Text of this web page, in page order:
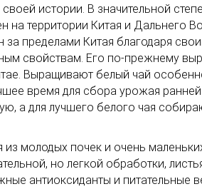
истории. В значительной
на территории Китая и Дальнего
за пределами Китая благодаря
свойствам. Его по-прежнему
Выращивают белый чай
время для сбора урожая
а для лучшего белого чая
из молодых почек и очень
но легкой обработки,
антиоксиданты и питательные